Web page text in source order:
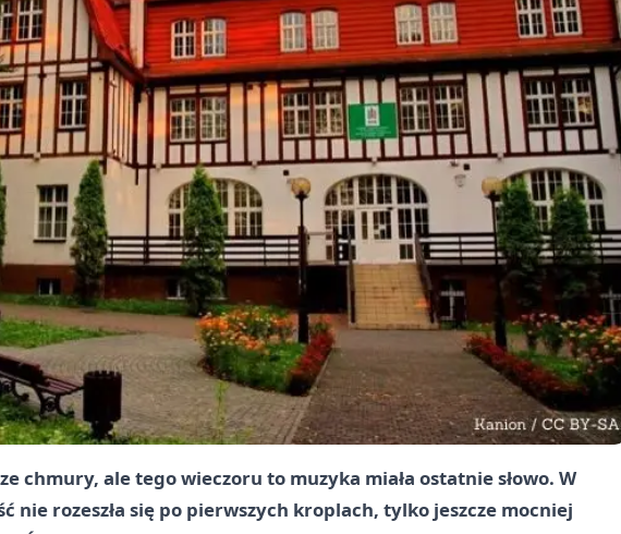
chmury, ale tego wieczoru to muzyka miała ostatnie słowo. W
nie rozeszła się po pierwszych kroplach, tylko jeszcze mocniej